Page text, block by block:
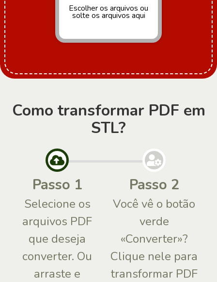
Escolher os arquivos ou
solte os arquivos aqui
Como transformar PDF em
STL?
Passo 1
Selecione os
arquivos PDF
que deseja
converter. Ou
arraste e
Passo 2
Você vê o botão
verde
«Converter»?
Clique nele para
transformar PDF